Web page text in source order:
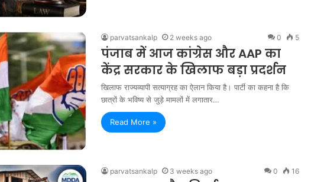
parvatsankalp 2 weeks ago 0 5
पंजाब में आज कांग्रेस और AAP का
केंद्र सरकार के खिलाफ बड़ा प्रदर्शन
खिलाफ राज्यव्यापी सत्याग्रह का ऐलान किया है। पार्टी का कहना है कि
छात्रों के भविष्य से जुड़े मामलों में लगातार…
Read More »
parvatsankalp 3 weeks ago 0 16